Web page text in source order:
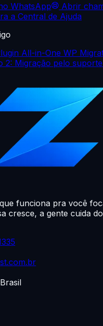
WhatsApp
Abrir
a Central de Ajuda
All-in-One WP
2: Migração pelo
funciona pra você
cresce, a gente cuida